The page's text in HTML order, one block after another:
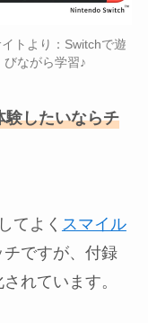
トより：Switchで遊
びながら学習♪
験したいならチ
てよく スマイル
ですが、付録
れています。